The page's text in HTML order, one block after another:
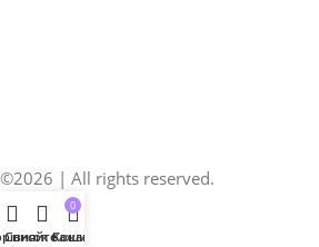
©2026 | All rights reserved.
Список бажань
0
Кошик